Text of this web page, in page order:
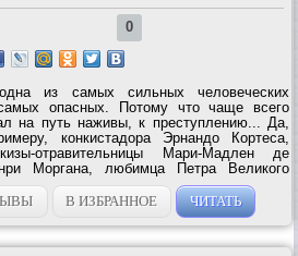
0
из самых сильных человеческих
опасных. Потому что чаще всего
на путь наживы, к преступлению... Да,
конкистадора Эрнандо Кортеса,
отравительницы Мари-Мадлен де
Моргана, любимца Петра Великого
Меншикова – записаны на скрижалях
к своему...В ИЗБРАННОЕ ЧИТАТЬ